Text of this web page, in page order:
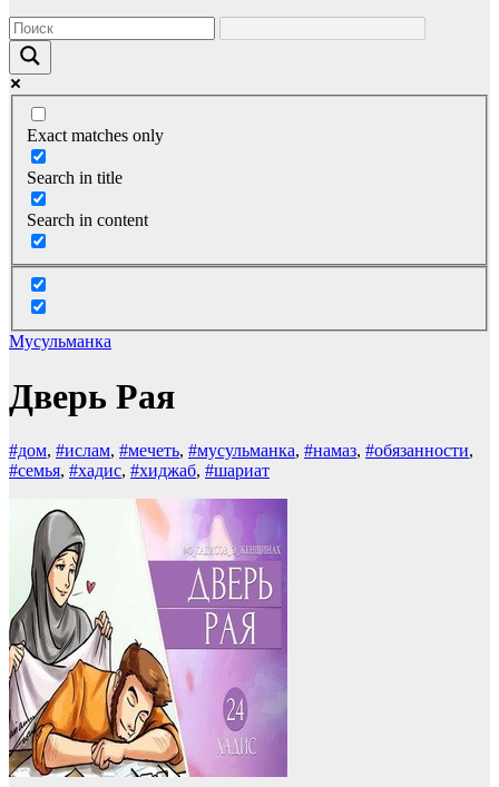
Exact matches only
Search in title
Search in content
Мусульманка
Дверь Рая
#дом, #ислам, #мечеть, #мусульманка, #намаз, #обязанности,
#семья, #хадис, #хиджаб, #шариат